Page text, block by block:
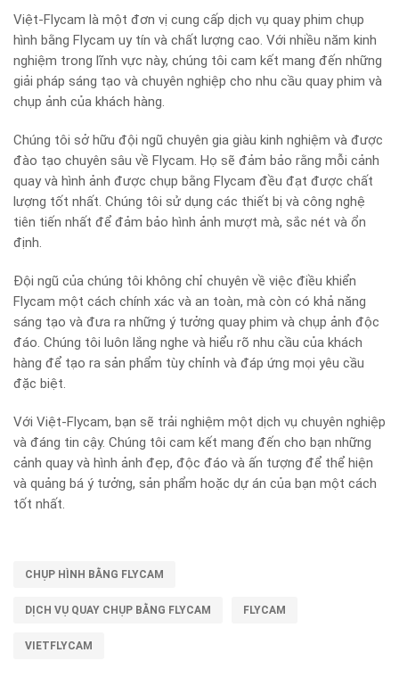
Việt-Flycam là một đơn vị cung cấp dịch vụ quay phim chụp
hình bằng Flycam uy tín và chất lượng cao. Với nhiều năm kinh
nghiệm trong lĩnh vực này, chúng tôi cam kết mang đến những
giải pháp sáng tạo và chuyên nghiệp cho nhu cầu quay phim và
chụp ảnh của khách hàng.
Chúng tôi sở hữu đội ngũ chuyên gia giàu kinh nghiệm và được
đào tạo chuyên sâu về Flycam. Họ sẽ đảm bảo rằng mỗi cảnh
quay và hình ảnh được chụp bằng Flycam đều đạt được chất
lượng tốt nhất. Chúng tôi sử dụng các thiết bị và công nghệ
tiên tiến nhất để đảm bảo hình ảnh mượt mà, sắc nét và ổn
định.
Đội ngũ của chúng tôi không chỉ chuyên về việc điều khiển
Flycam một cách chính xác và an toàn, mà còn có khả năng
sáng tạo và đưa ra những ý tưởng quay phim và chụp ảnh độc
đáo. Chúng tôi luôn lắng nghe và hiểu rõ nhu cầu của khách
hàng để tạo ra sản phẩm tùy chỉnh và đáp ứng mọi yêu cầu
đặc biệt.
Với Việt-Flycam, bạn sẽ trải nghiệm một dịch vụ chuyên nghiệp
và đáng tin cậy. Chúng tôi cam kết mang đến cho bạn những
cảnh quay và hình ảnh đẹp, độc đáo và ấn tượng để thể hiện
và quảng bá ý tưởng, sản phẩm hoặc dự án của bạn một cách
tốt nhất.
CHỤP HÌNH BẰNG FLYCAM
DỊCH VỤ QUAY CHỤP BẰNG FLYCAM FLYCAM
VIETFLYCAM